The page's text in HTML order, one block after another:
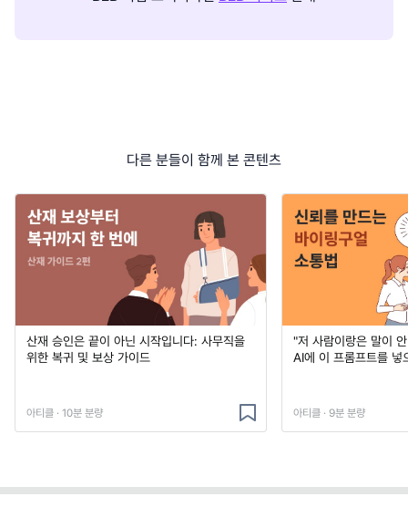
다른 분들이 함께 본 콘텐츠
산재 승인은 끝이 아닌 시작입니다: 사무직을
위한 복귀 및 보상 가이드
아티클 · 10분 분량
"저 사람이랑은 말이
AI에 이 프롬프트를 넣
아티클 · 9분 분량